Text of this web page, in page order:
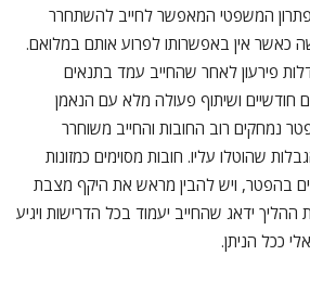
המשפטי המאפשר לחייב להשתחרר
כאשר אין באפשרותו לפרוע אותם במלואם.
פירעון לאחר שהחייב עמד בתנאים
חודשיים ושיתוף פעולה מלא עם הנאמן
נמחקים רוב החובות והחייב משוחרר
שהוטלו עליו. חובות מסוימים כמזונות
בהפטר, ויש להבין מראש את היקף מצבת
ההליך ידאג שהחייב יעמוד בכל הדרישות ויגיע
ככל הניתן.